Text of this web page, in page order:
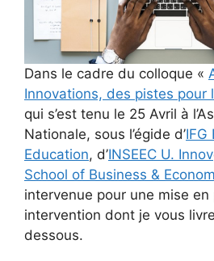
Dans le cadre du colloque «
Innovations, des pistes pour
qui s’est tenu le 25 Avril à
Nationale, sous l’égide d’IFG
Education, d’INSEEC U. Innov
School of Business &
intervenue pour une mise en
intervention dont je vous
dessous.